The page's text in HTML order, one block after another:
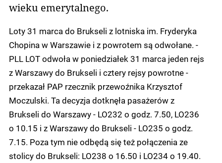
wieku emerytalnego.
Loty 31 marca do Brukseli z lotniska im. Fryderyka
Chopina w Warszawie i z powrotem są odwołane. -
PLL LOT odwoła w poniedziałek 31 marca jeden rejs
z Warszawy do Brukseli i cztery rejsy powrotne -
przekazał PAP rzecznik przewoźnika Krzysztof
Moczulski. Ta decyzja dotknęła pasażerów z
Brukseli do Warszawy - LO232 o godz. 7.50, LO236
o 10.15 i z Warszawy do Brukseli - LO235 o godz.
7.15. Poza tym nie odbędą się też połączenia ze
stolicy do Brukseli: LO238 o 16.50 i LO234 o 19.40.